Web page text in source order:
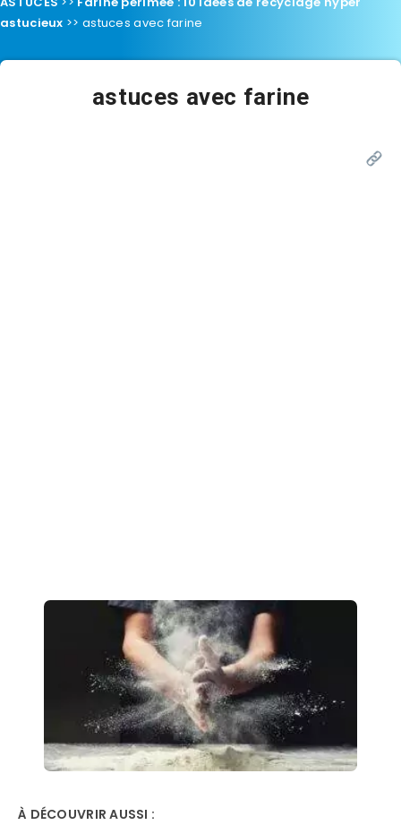
astucieux >> astuces avec farine
astuces avec farine
À DÉCOUVRIR AUSSI :